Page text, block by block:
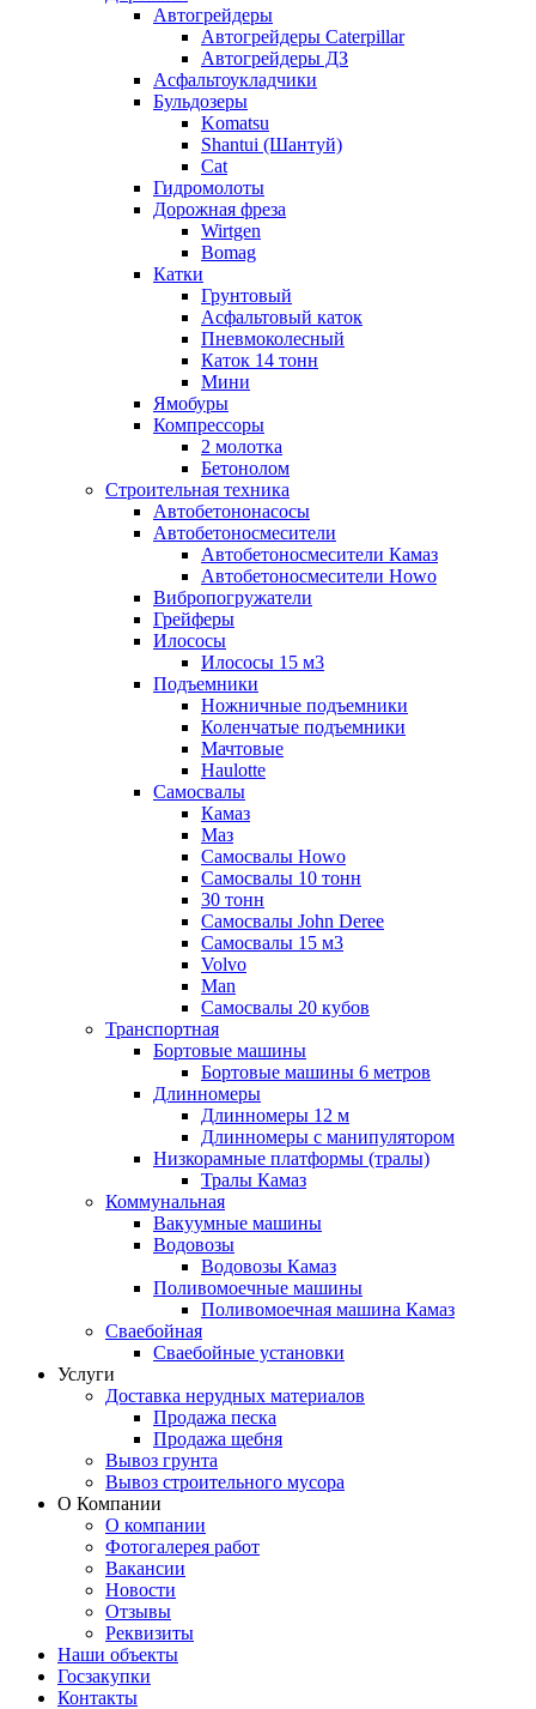
Автогрейдеры
Автогрейдеры Caterpillar
Автогрейдеры ДЗ
Асфальтоукладчики
Бульдозеры
Komatsu
Shantui (Шантуй)
Cat
Гидромолоты
Дорожная фреза
Wirtgen
Bomag
Катки
Грунтовый
Асфальтовый каток
Пневмоколесный
Каток 14 тонн
Мини
Ямобуры
Компрессоры
2 молотка
Бетонолом
Строительная техника
Автобетононасосы
Автобетоносмесители
Автобетоносмесители Камаз
Автобетоносмесители Howo
Вибропогружатели
Грейферы
Илососы
Илососы 15 м3
Подъемники
Ножничные подъемники
Коленчатые подъемники
Мачтовые
Haulotte
Самосвалы
Камаз
Маз
Самосвалы Howo
Самосвалы 10 тонн
30 тонн
Самосвалы John Deree
Самосвалы 15 м3
Volvo
Man
Самосвалы 20 кубов
Транспортная
Бортовые машины
Бортовые машины 6 метров
Длинномеры
Длинномеры 12 м
Длинномеры с манипулятором
Низкорамные платформы (тралы)
Тралы Камаз
Коммунальная
Вакуумные машины
Водовозы
Водовозы Камаз
Поливомоечные машины
Поливомоечная машина Камаз
Сваебойная
Сваебойные установки
Услуги
Доставка нерудных материалов
Продажа песка
Продажа щебня
Вывоз грунта
Вывоз строительного мусора
О Компании
О компании
Фотогалерея работ
Вакансии
Новости
Отзывы
Реквизиты
Наши объекты
Госзакупки
Контакты